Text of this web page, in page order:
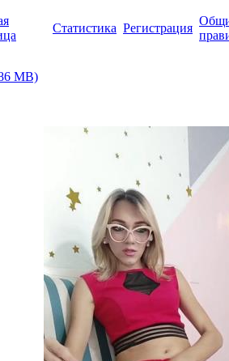
Статистика Регистрация
MB)